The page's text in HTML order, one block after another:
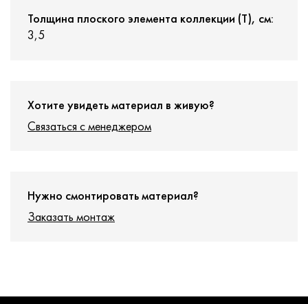
Толщина плоского элемента коллекции (T), см:
3,5
Хотите увидеть материал в живую?
Связаться с менеджером
Нужно смонтировать материал?
Заказать монтаж